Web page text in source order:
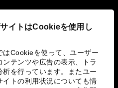
イトはCookieを使用し
はCookieを使って、ユーザー
ンテンツや広告の表示、トラ
析を行っています。またユー
イトの利用状況についても情
み